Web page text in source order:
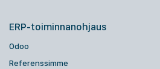
ERP-toiminnanohjaus
Odoo
Referenssimme